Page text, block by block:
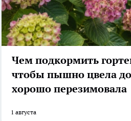
Чем подкормить
чтобы пышно цвела
хорошо перезимовала
1 августа